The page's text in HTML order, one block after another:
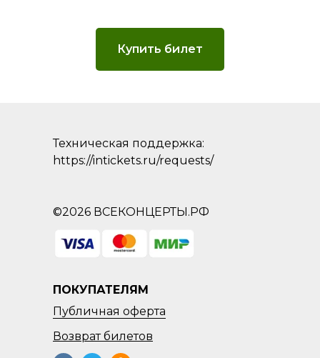
Купить билет
Техническая поддержка:
https://intickets.ru/requests/
©2026 ВСЕКОНЦЕРТЫ.РФ
ПОКУПАТЕЛЯМ
Публичная оферта
Возвратбилетов